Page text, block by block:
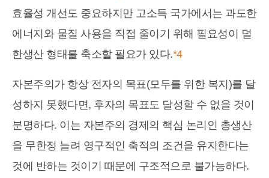
효율성 개선도 중요하지만 고소득 국가에서는 과도한
에너지와 물질 사용을 직접 줄이기 위해 필요성이 덜
한생산 형태를 축소할 필요가 있다.*4
자본주의가 항상 전자의 목표(모두를 위한 복지)를 달
성하지 못했다면, 후자의 목표도 달성할 수 없을 것이
분명하다. 이는 자본주의 경제의 핵심 논리인 총생산
을 무한정 늘려 영구적인 축적의 조건을 유지한다는
것에 반하는 것이기 때문에 구조적으로 불가능하다.